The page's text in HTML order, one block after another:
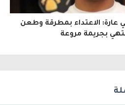
الاعتداء بمطرقة وطعن
بجريمة مروعة